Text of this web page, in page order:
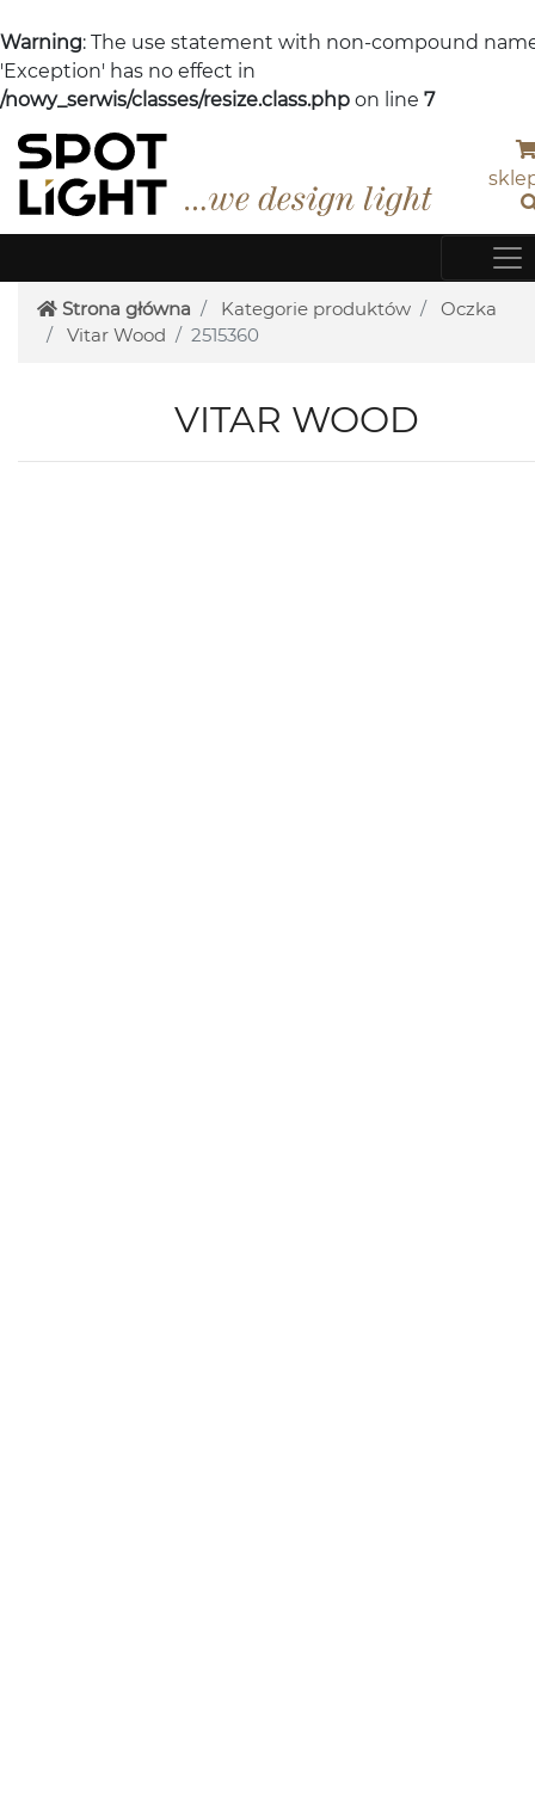
Warning: The use statement with non-compound
'Exception' has no effect in
/nowy_serwis/classes/resize.class.php on line 7
Strona główna Kategorie produktów
Oczka
Vitar Wood
2515360
VITAR WOOD